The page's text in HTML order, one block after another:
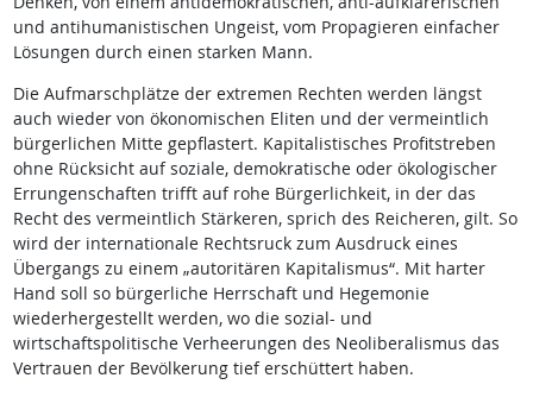
und antihumanistischen Ungeist, vom Propagieren einfacher
Lösungen durch einen starken Mann.
Die Aufmarschplätze der extremen Rechten werden längst
auch wieder von ökonomischen Eliten und der vermeintlich
bürgerlichen Mitte gepflastert. Kapitalistisches Profitstreben
ohne Rücksicht auf soziale, demokratische oder ökologischer
Errungenschaften trifft auf rohe Bürgerlichkeit, in der das
Recht des vermeintlich Stärkeren, sprich des Reicheren, gilt. So
wird der internationale Rechtsruck zum Ausdruck eines
Übergangs zu einem „autoritären Kapitalismus“. Mit harter
Hand soll so bürgerliche Herrschaft und Hegemonie
wiederhergestellt werden, wo die sozial- und
wirtschaftspolitische Verheerungen des Neoliberalismus das
Vertrauen der Bevölkerung tief erschüttert haben.